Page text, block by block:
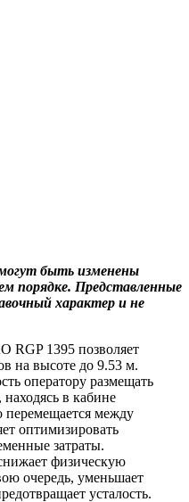
быть изменены
порядке. Представленные
характер и не
RGP 1395 позволяет
на высоте до 9.53 м.
оператору размещать
в кабине
перемещается между
оптимизировать
затраты.
физическую
очередь, уменьшает
усталость.